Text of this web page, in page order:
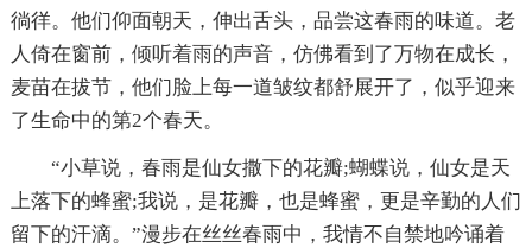
徜徉。他们仰面朝天，伸出舌头，品尝这春雨的味道。老
人倚在窗前，倾听着雨的声音，仿佛看到了万物在成长，
麦苗在拔节，他们脸上每一道皱纹都舒展开了，似乎迎来
了生命中的第2个春天。
“小草说，春雨是仙女撒下的花瓣;蝴蝶说，仙女是天
上落下的蜂蜜;我说，是花瓣，也是蜂蜜，更是辛勤的人们
留下的汗滴。”漫步在丝丝春雨中，我情不自禁地吟诵着